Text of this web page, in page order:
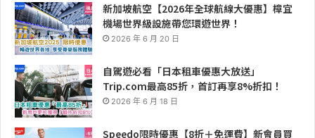
新加坡航空【2026年全球航線大優惠】樟宜
機場世界級設施帶您環遊世界！
2026 年 6 月 20 日
自駕遊必看「日本租車優惠大放送」
Trip.com最高85折，首訂再享8%折扣！
2026 年 6 月 18 日
Speedo限時優惠【8折＋免運費】新會員買